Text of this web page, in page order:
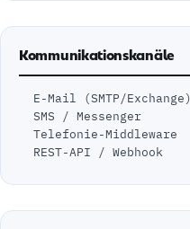
Kommunikationskanäle
E-Mail (SMTP/Exchange)
SMS / Messenger
Telefonie-Middleware
REST-API / Webhook